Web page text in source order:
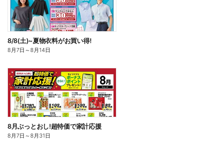
8/8(土)~夏物衣料がお買い得!
8月7日 ～8月14日
8月ぶっとおし!超特価で家計応援
8月7日 ～8月31日